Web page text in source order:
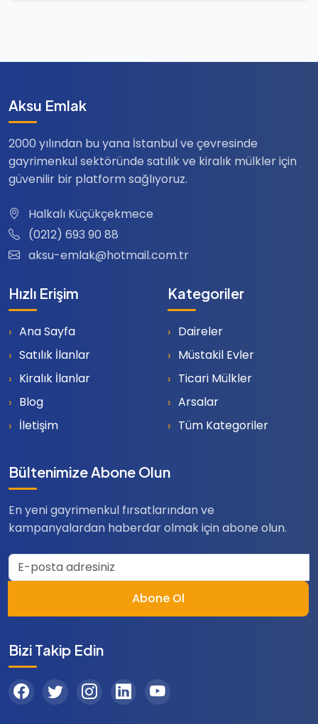
Aksu Emlak
2000 yılından bu yana İstanbul ve çevresinde
gayrimenkul sektöründe satılık ve kiralık mülkler için
güvenilir bir platform sağlıyoruz.
Halkalı Küçükçekmece
(0212) 693 90 88
aksu-emlak@hotmail.com.tr
Hızlı Erişim
Ana Sayfa
Satılık İlanlar
Kiralık İlanlar
Blog
İletişim
Kategoriler
Daireler
Müstakil Evler
Ticari Mülkler
Arsalar
Tüm Kategoriler
Bültenimize Abone Olun
En yeni gayrimenkul fırsatlarından ve
kampanyalardan haberdar olmak için abone olun.
Abone Ol
Bizi Takip Edin